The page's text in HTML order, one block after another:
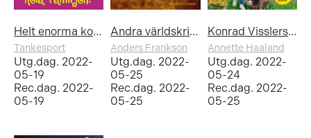
Helt enorma korsordsboken
Tankesport
Utg.dag. 2022-
05-19
Rec.dag. 2022-
05-19
Andra världskrigets värsta dåraktigheter, katastrofala strategier och felbeslut
Anders Frankson
Utg.dag. 2022-
05-25
Rec.dag. 2022-
05-25
Konrad Visslers förunderliga resa till Ångermanland
Annette Haaland
Utg.dag. 2022-
05-24
Rec.dag. 2022-
05-25